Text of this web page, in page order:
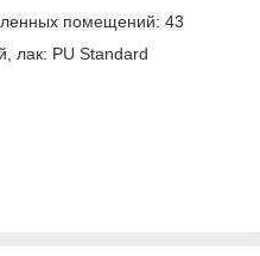
помещений: 43
лак: PU Standard